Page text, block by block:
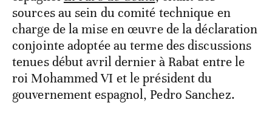
sources au sein du comité technique en
charge de la mise en œuvre de la déclaration
conjointe adoptée au terme des discussions
tenues début avril dernier à Rabat entre le
roi Mohammed VI et le président du
gouvernement espagnol, Pedro Sanchez.